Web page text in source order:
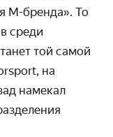
М-бренда». То
среди
той самой
на
намекал